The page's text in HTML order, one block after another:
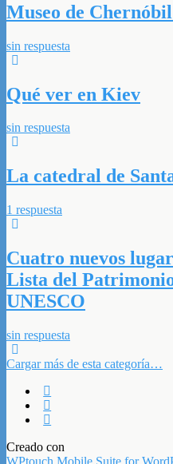
Museo de
sin respuesta
Qué ver en Kiev
sin respuesta
La catedral de
1 respuesta
Cuatro nuevos
Lista del
UNESCO
sin respuesta
Cargar más de esta categoría…
Creado con
WPtouch Mobile Suite for